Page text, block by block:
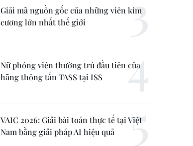
Giải mã nguồn gốc của những viên kim
cương lớn nhất thế giới
Nữ phóng viên thường trú đầu tiên của
hãng thông tấn TASS tại ISS
VAIC 2026: Giải bài toán thực tế tại Việt
Nam bằng giải pháp AI hiệu quả